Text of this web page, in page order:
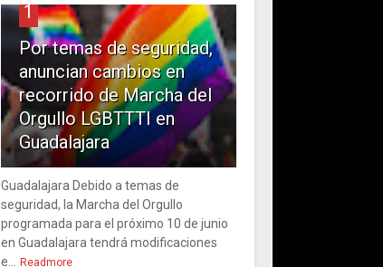
1
Por temas de seguridad,
anuncian cambios en
recorrido de Marcha del
Orgullo LGBTTTI en
Guadalajara
Guadalajara Debido a temas de
seguridad, la Marcha del Orgullo
programada para el próximo 10 de junio
en Guadalajara tendrá modificaciones
e...
Readmore